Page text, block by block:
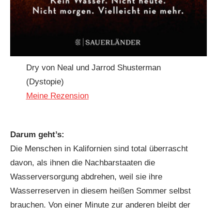
Dry von Neal und Jarrod Shusterman
(Dystopie)
Meine Rezension
Darum geht’s:
Die Menschen in Kalifornien sind total überrascht
davon, als ihnen die Nachbarstaaten die
Wasserversorgung abdrehen, weil sie ihre
Wasserreserven in diesem heißen Sommer selbst
brauchen. Von einer Minute zur anderen bleibt der